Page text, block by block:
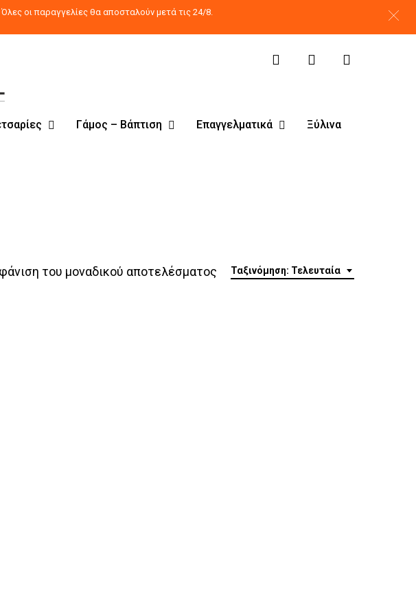
οι παραγγελίες θα αποσταλούν μετά τις 24/8.
Γάμος – Βάπτιση Επαγγελματικά Ξύλινα
Ταξινόμηση: Τελευταία
του μοναδικού αποτελέσματος